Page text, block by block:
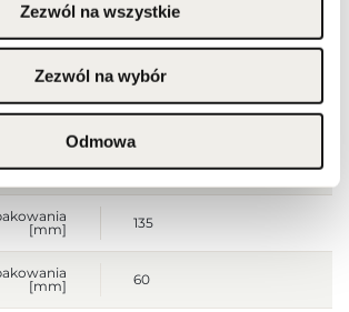
Zezwól na wszystkie
Zezwól na wybór
Odmowa
Przechowywać poza
zasięgiem dzieci.
Przechowywać w
chłodnym miejscu. Nie
stosować na
podrażnioną lub
Wyłącznie do użytku
zewnętrznego.
[mm]
60
[mm]
135
[mm]
60